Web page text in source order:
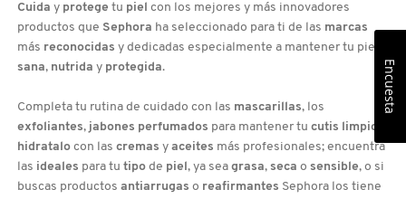
Cuida y protege tu piel con los mejores y más innovadores
productos que Sephora ha seleccionado para ti de las marcas
más reconocidas y dedicadas especialmente a mantener tu piel
sana, nutrida y protegida.
Completa tu rutina de cuidado con las mascarillas, los
exfoliantes, jabones perfumados para mantener tu cutis limpio
hidratalo con las cremas y aceites más profesionales; encuentra
las ideales para tu tipo de piel, ya sea grasa, seca o sensible, o si
buscas productos antiarrugas o reafirmantes Sephora los tiene
Encuesta